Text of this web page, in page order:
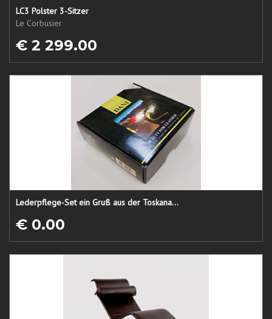
LC3 Polster 3-Sitzer
Le Corbusier
€ 2 299.00
Lederpflege-Set ein Gruß aus der Toskana...
€ 0.00